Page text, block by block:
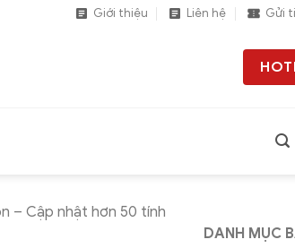
Giới thiệu Liên hệ Gửi
– Cập nhật hơn 50 tính
DANH MỤC